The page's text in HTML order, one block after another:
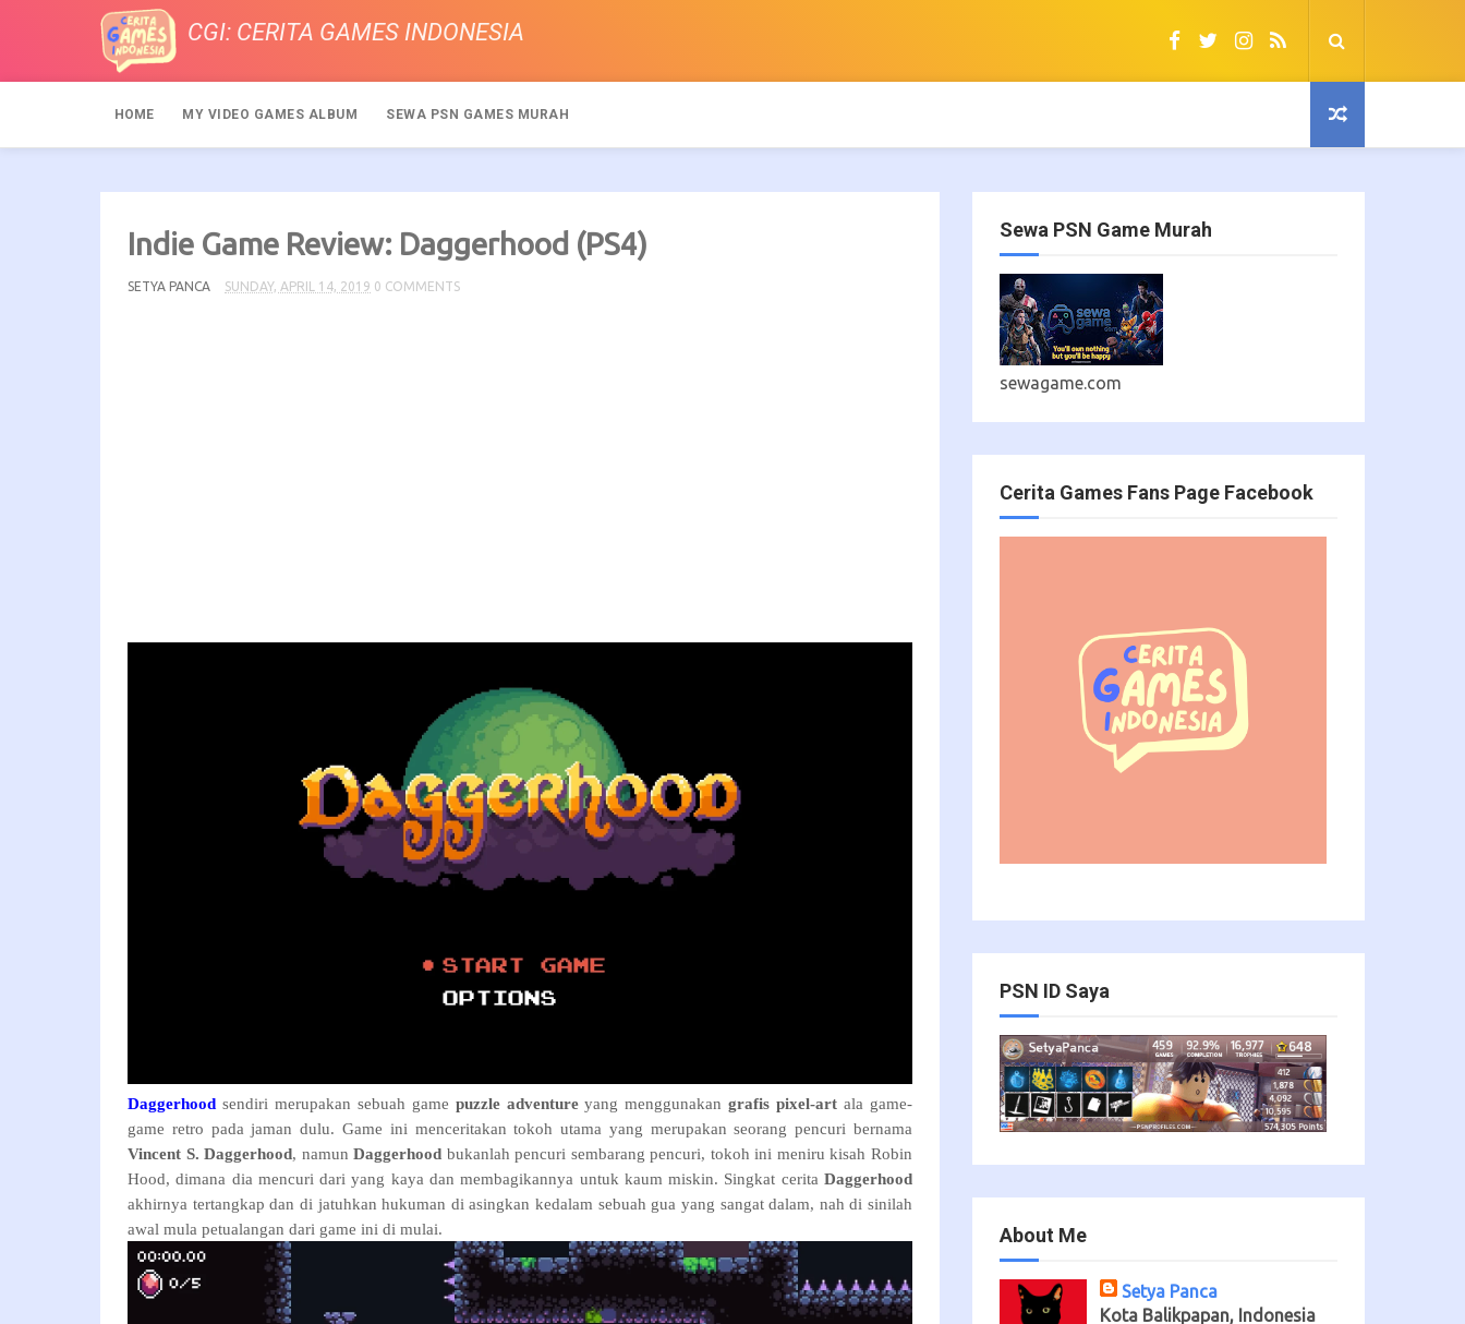
CGI: CERITA GAMES INDONESIA
HOME MY VIDEO GAMES ALBUM SEWA PSN GAMES MURAH
Indie Game Review: Daggerhood (PS4)
SETYA PANCA SUNDAY, APRIL 14, 2019 0 COMMENTS
Daggerhood sendiri merupakan sebuah game puzzle adventureyang menggunakangrafis pixel-art ala game-
game retro pada jaman dulu. Game ini menceritakan tokoh utama yang merupakan seorang pencuri bernama
Vincent S. Daggerhood, namunDaggerhood bukanlah pencuri sembarang pencuri, tokoh ini meniru kisah Robin
Hood, dimana dia mencuri dari yang kaya dan membagikannya untuk kaum miskin. Singkat cerita Daggerhood
akhirnya tertangkap dan di jatuhkan hukuman di asingkan kedalam sebuah gua yang sangat dalam, nah di sinilah
awal mula petualangan dari game ini di mulai.
Sewa PSN Game Murah
sewagame.com
Cerita Games Fans Page Facebook
PSN ID Saya
About Me
Setya Panca
Kota Balikpapan, Indonesia